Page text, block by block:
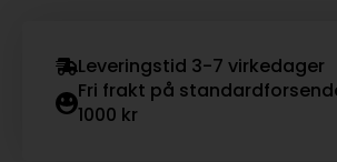
Leveringstid 3-7 virkedager
Fri frakt på
1000 kr